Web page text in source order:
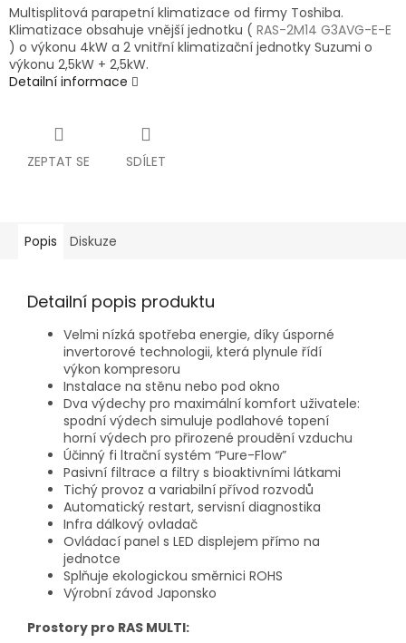
Multisplitová parapetní klimatizace od firmy Toshiba.
Klimatizace obsahuje vnější jednotku ( RAS-2M14 G3AVG-E-E
) o výkonu 4kW a 2 vnitřní klimatizační jednotky Suzumi o
výkonu 2,5kW + 2,5kW.
Detailní informace
ZEPTAT SE SDÍLET
Popis Diskuze
Detailní popis produktu
Velmi nízká spotřeba energie, díky úsporné
invertorové technologii, která plynule řídí
výkon kompresoru
Instalace na stěnu nebo pod okno
Dva výdechy pro maximální komfort uživatele:
spodní výdech simuluje podlahové topení
horní výdech pro přirozené proudění vzduchu
Účinný fi ltrační systém “Pure-Flow”
Pasivní filtrace a filtry s bioaktivními látkami
Tichý provoz a variabilní přívod rozvodů
Automatický restart, servisní diagnostika
Infra dálkový ovladač
Ovládací panel s LED displejem přímo na
jednotce
Splňuje ekologickou směrnici ROHS
Výrobní závod Japonsko
Prostory pro RAS MULTI: